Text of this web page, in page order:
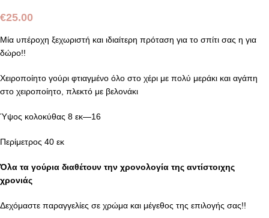
€25.00
Μία υπέροχη ξεχωριστή και ιδιαίτερη πρόταση για το σπίτι σας η για
δώρο!!
Χειροποίητο γούρι φτιαγμένο όλο στο χέρι με πολύ μεράκι και αγάπη
στο χειροποίητο, πλεκτό με βελονάκι
Ύψος κολοκύθας 8 εκ—16
Περίμετρος 40 εκ
Όλα τα γούρια διαθέτουν την χρονολογία της αντίστοιχης
χρονιάς
Δεχόμαστε παραγγελίες σε χρώμα και μέγεθος της επιλογής σας!!